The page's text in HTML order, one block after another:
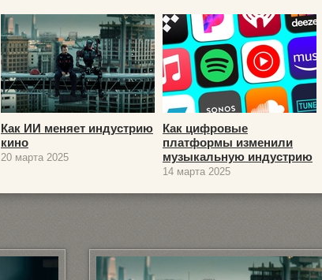
Как ИИ меняет индустрию
кино
20 марта 2025
Как цифровые
платформы изменили
музыкальную индустрию
14 марта 2025